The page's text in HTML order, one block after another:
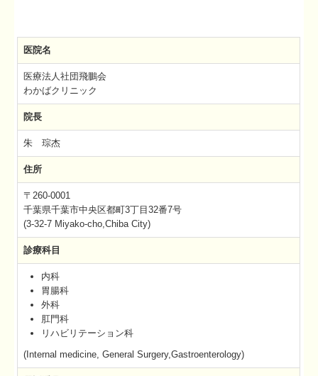
医院名
医療法人社団飛鵬会
わかばクリニック
院長
朱 琮杰
住所
〒260-0001
千葉県千葉市中央区都町3丁目32番7号
(3-32-7 Miyako-cho,Chiba City)
診療科目
内科
胃腸科
外科
肛門科
リハビリテーション科
(Internal medicine, General Surgery,Gastroenterology)